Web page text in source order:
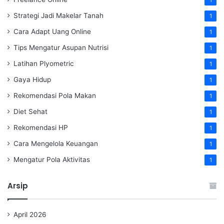
Strategi Jadi Makelar Tanah 1
Cara Adapt Uang Online 1
Tips Mengatur Asupan Nutrisi 1
Latihan Plyometric 1
Gaya Hidup 1
Rekomendasi Pola Makan 1
Diet Sehat 1
Rekomendasi HP 1
Cara Mengelola Keuangan 1
Mengatur Pola Aktivitas 1
Arsip
April 2026